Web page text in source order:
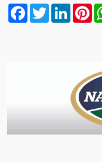
Facebook
Twitter